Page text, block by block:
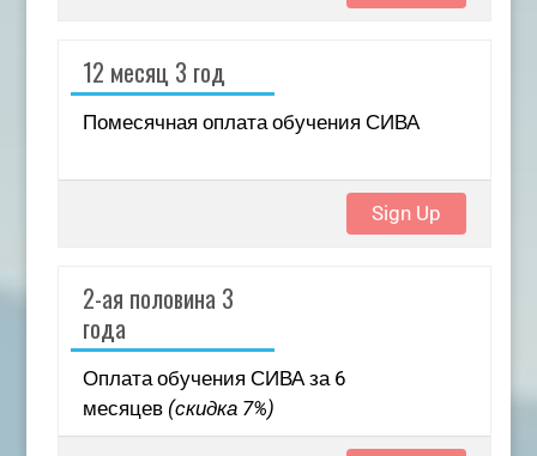
12 месяц 3 год
Помесячная оплата обучения СИВА
Sign Up
2-ая половина 3
года
Оплата обучения СИВА за 6
месяцев (скидка 7%)